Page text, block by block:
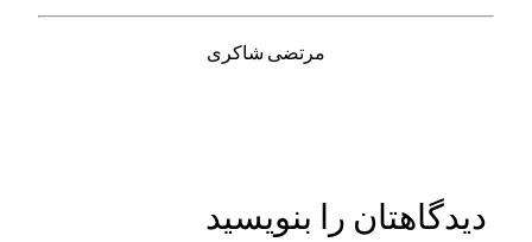
مرتضی شاکری
دیدگاهتان را بنویسید